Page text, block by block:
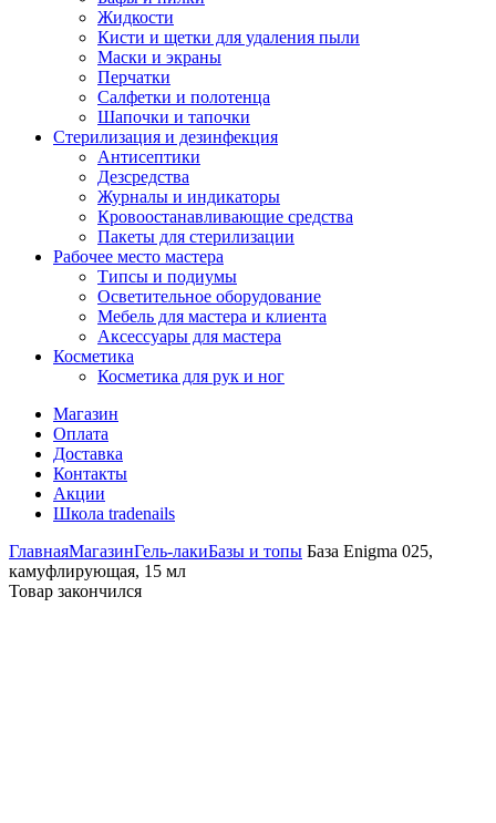
Жидкости
Кисти и щетки для удаления пыли
Маски и экраны
Перчатки
Салфетки и полотенца
Шапочки и тапочки
Стерилизация и дезинфекция
Антисептики
Дезсредства
Журналы и индикаторы
Кровоостанавливающие средства
Пакеты для стерилизации
Рабочее место мастера
Типсы и подиумы
Осветительное оборудование
Мебель для мастера и клиента
Аксессуары для мастера
Косметика
Косметика для рук и ног
Магазин
Оплата
Доставка
Контакты
Акции
Школа tradenails
ГлавнаяМагазинГель-лакиБазы и топы База Enigma 025,
камуфлирующая, 15 мл
Товар закончился